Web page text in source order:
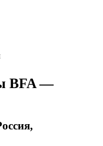
BFA —